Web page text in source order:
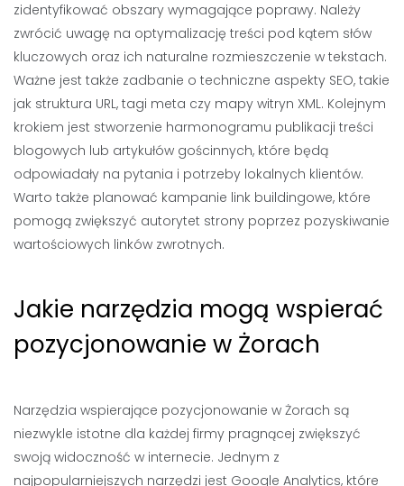
zidentyfikować obszary wymagające poprawy. Należy
zwrócić uwagę na optymalizację treści pod kątem słów
kluczowych oraz ich naturalne rozmieszczenie w tekstach.
Ważne jest także zadbanie o techniczne aspekty SEO, takie
jak struktura URL, tagi meta czy mapy witryn XML. Kolejnym
krokiem jest stworzenie harmonogramu publikacji treści
blogowych lub artykułów gościnnych, które będą
odpowiadały na pytania i potrzeby lokalnych klientów.
Warto także planować kampanie link buildingowe, które
pomogą zwiększyć autorytet strony poprzez pozyskiwanie
wartościowych linków zwrotnych.
Jakie narzędzia mogą wspierać
pozycjonowanie w Żorach
Narzędzia wspierające pozycjonowanie w Żorach są
niezwykle istotne dla każdej firmy pragnącej zwiększyć
swoją widoczność w internecie. Jednym z
najpopularniejszych narzędzi jest Google Analytics, które